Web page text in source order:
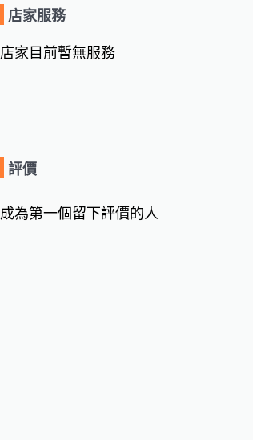
店家服務
店家目前暫無服務
評價
成為第一個留下評價的人